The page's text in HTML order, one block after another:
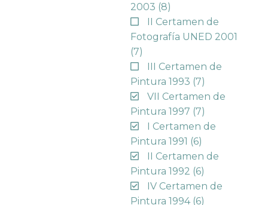
2003 (8)
II Certamen de
Fotografía UNED 2001
(7)
III Certamen de
Pintura 1993 (7)
VII Certamen de
Pintura 1997 (7)
I Certamen de
Pintura 1991 (6)
II Certamen de
Pintura 1992 (6)
IV Certamen de
Pintura 1994 (6)